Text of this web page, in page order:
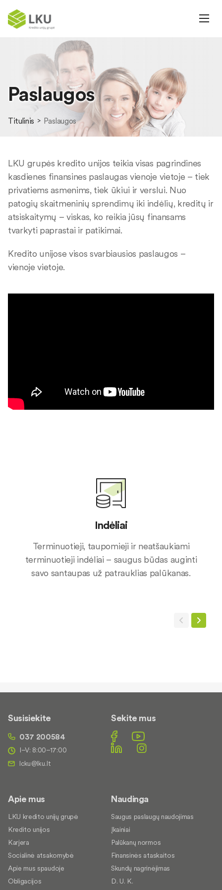
Paslaugos
Titulinis Paslaugos
LKU grupės kredito unijos teikia visas pagrindines
kasdienes finansines paslaugas vienoje vietoje – tiek
privatiems asmenims, tiek ūkiui ir verslui. Nuo
patogių skaitmeninių sprendimų iki indėlių, kreditų ir
atsiskaitymų – viskas, ko reikia jūsų finansams
tvarkyti paprastai ir patikimai.
Kredito unijose visos svarbiausios paslaugos –
vienoje vietoje.
Indėliai
Terminuotieji, taupomieji ir neatšaukiami
terminuotieji indėliai – saugus būdas auginti
savo santaupas už patrauklias palūkanas.
Susisiekite
037 200584
I–V: 8:00–17:00
Sekite mus
Apie mus
LKU kredito unijų grupė
Kredito unijos
Karjera
Socialinė atsakomybė
Apie mus spaudoje
Obligacijos
Naudinga
Saugus paslaugų naudojimas
Įkainiai
Palūkanų normos
Finansinės ataskaitos
Skundų nagrinėjimas
D. U. K.